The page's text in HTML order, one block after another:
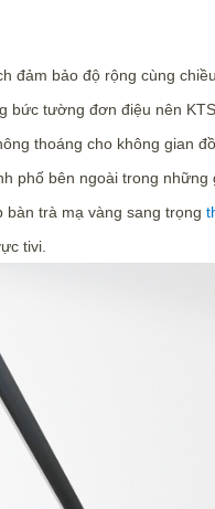
đảm bảo độ rộng cùng
bức tường đơn điệu nên
thoáng cho không gian
phố bên ngoài trong
bàn trà mạ vàng sang trọng
tivi.